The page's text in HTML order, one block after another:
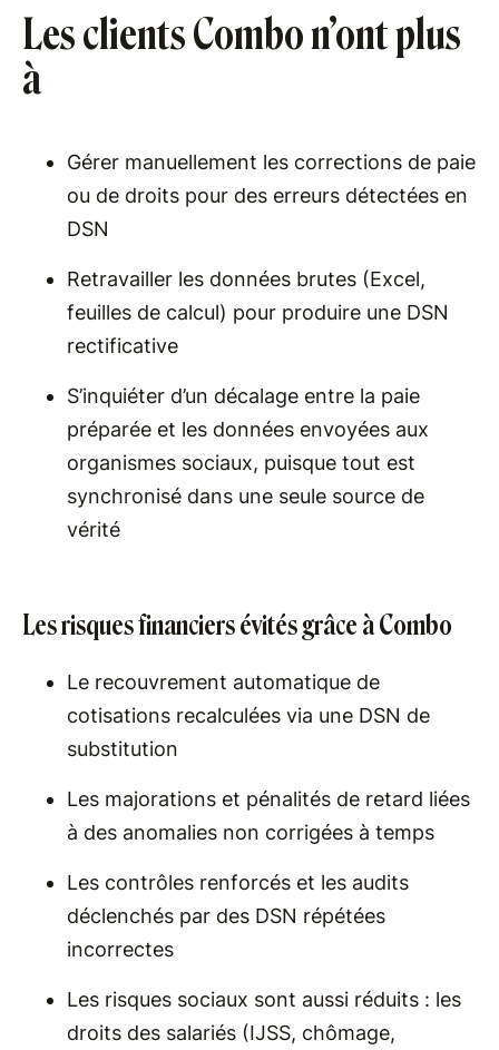
Les clients Combo n’ont plus
à
Gérer manuellement les corrections de paie
ou de droits pour des erreurs détectées en
DSN
Retravailler les données brutes (Excel,
feuilles de calcul) pour produire une DSN
rectificative
S’inquiéter d’un décalage entre la paie
préparée et les données envoyées aux
organismes sociaux, puisque tout est
synchronisé dans une seule source de
vérité
Les risques financiers évités grâce à Combo
Le recouvrement automatique de
cotisations recalculées via une DSN de
substitution
Les majorations et pénalités de retard liées
à des anomalies non corrigées à temps
Les contrôles renforcés et les audits
déclenchés par des DSN répétées
incorrectes
Les risques sociaux sont aussi réduits : les
droits des salariés (IJSS, chômage,